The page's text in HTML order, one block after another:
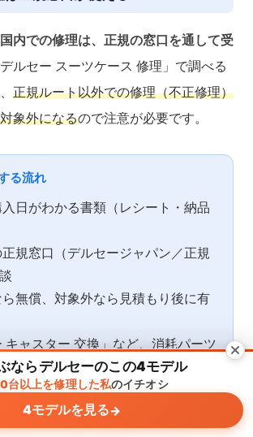
国内での修理は、正規の窓口を通して受
ルセー スーツケース 修理」で調べる
正規ルート以外での修理（不正修理）
象外になるので注意が必要です。
る流れ
日がわかる書類（レシート・納品
規窓口（デルセージャパン／正規
無償、対象外なら見積もり後に有
ャスター 交換」など、消耗パーツ
能
使えば、パーツ交換で長く使い続
ム 検索 トップ サイドバー
ならデルセーのこの4モデル
台以上を修理した私のイチオシ
4モデルを見る→